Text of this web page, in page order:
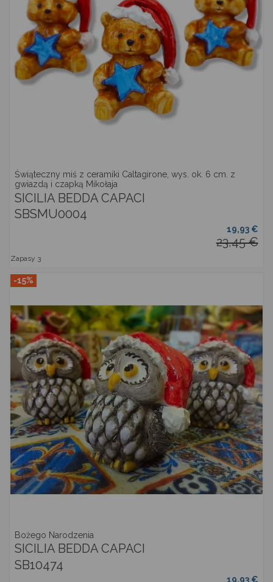
Świąteczny miś z ceramiki Caltagirone, wys. ok. 6 cm. z
gwiazdą i czapką Mikołaja
SICILIA BEDDA CAPACI
SBSMU0004
19,93 €
23,45 €
Zapasy 3
-15%
Bożego Narodzenia
SICILIA BEDDA CAPACI
SB10474
19,93 €